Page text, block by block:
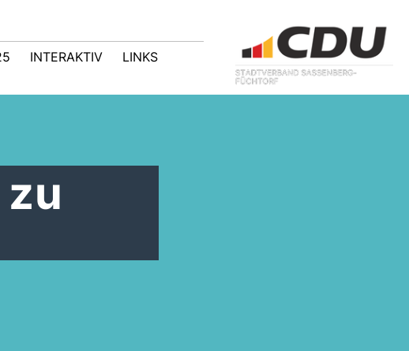
INTERAKTIV
LINKS